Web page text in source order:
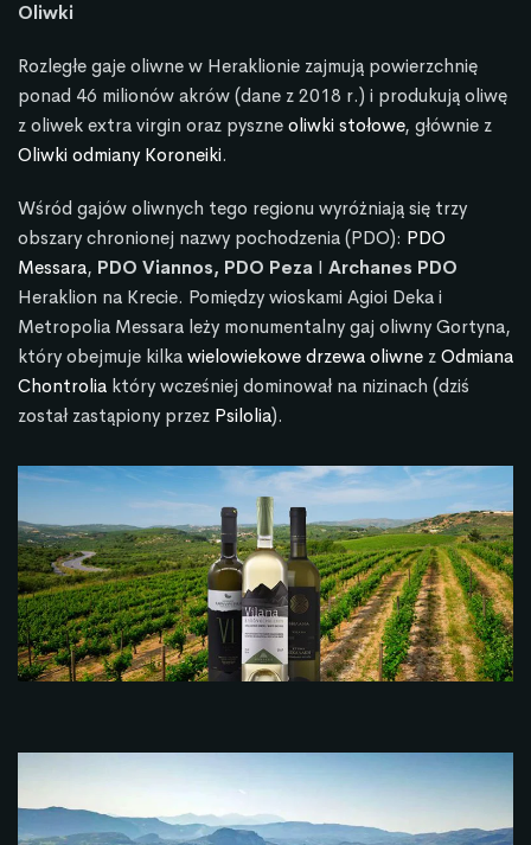
Oliwki
Rozległe gaje oliwne w Heraklionie zajmują powierzchnię
ponad 46 milionów akrów (dane z 2018 r.) i produkują oliwę
z oliwek extra virgin oraz pyszne oliwki stołowe, głównie z
Oliwki odmiany Koroneiki.
Wśród gajów oliwnych tego regionu wyróżniają się trzy
obszary chronionej nazwy pochodzenia (PDO): PDO
Messara, PDO Viannos, PDO Peza I Archanes PDO
Heraklion na Krecie. Pomiędzy wioskami Agioi Deka i
Metropolia Messara leży monumentalny gaj oliwny Gortyna,
który obejmuje kilka wielowiekowe drzewa oliwne z Odmiana
Chontrolia który wcześniej dominował na nizinach (dziś
został zastąpiony przez Psilolia).